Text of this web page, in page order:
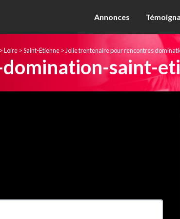
Annonces
>Loire >Saint-Étienne >Jolie trentenaire pour rencontres
saint-